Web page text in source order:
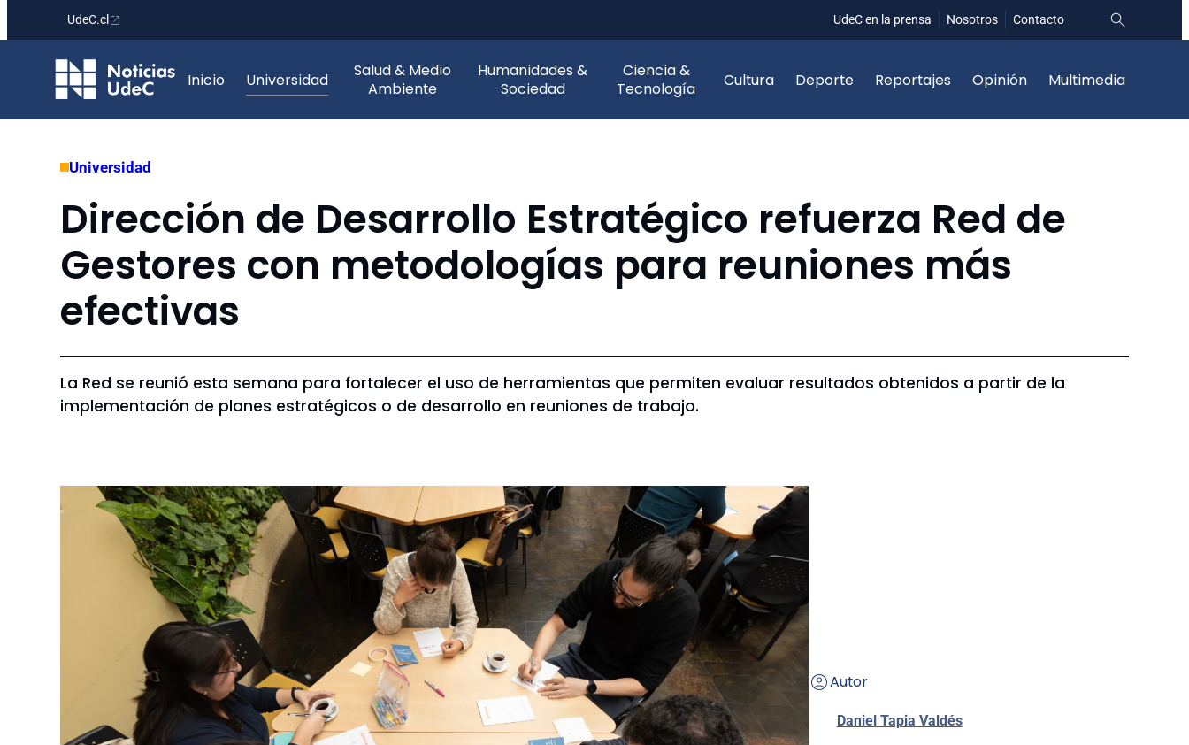
contenido
UdeC.cl UdeC en la prensa Nosotros Contacto
Inicio Universidad
Salud & Medio
Ambiente
Humanidades &
Sociedad
Ciencia &
Tecnología
Cultura Deporte Reportajes Opinión Multimedia
Universidad
Dirección de Desarrollo Estratégico refuerza Red de
Gestores con metodologías para reuniones más
efectivas
La Red se reunió esta semana para fortalecer el uso de herramientas que permiten evaluar resultados obtenidos a partir de la
implementación de planes estratégicos o de desarrollo en reuniones de trabajo.
Autor
Daniel Tapia Valdés